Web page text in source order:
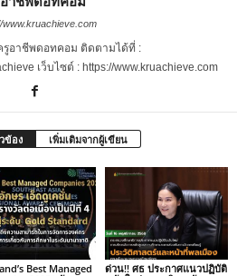
www.kruachieve.com
รูอาชีพดอทคอม ติดตามได้ที่ :
เว็บไซต์ : https://www.kruachieve.com
ข้อง เพิ่มเติมจากผู้เขียน
Best Managed
ด่วน!! ศธ ประกาศแนวปฏิบัติ